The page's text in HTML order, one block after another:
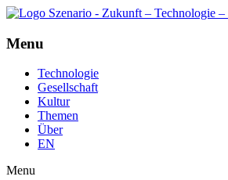
Menu
Technologie
Gesellschaft
Kultur
Themen
Über
EN
Menu